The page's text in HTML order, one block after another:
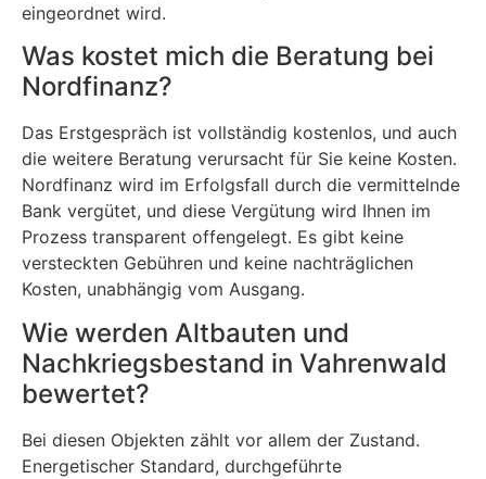
eingeordnet wird.
Was kostet mich die Beratung bei
Nordfinanz?
Das Erstgespräch ist vollständig kostenlos, und auch
die weitere Beratung verursacht für Sie keine Kosten.
Nordfinanz wird im Erfolgsfall durch die vermittelnde
Bank vergütet, und diese Vergütung wird Ihnen im
Prozess transparent offengelegt. Es gibt keine
versteckten Gebühren und keine nachträglichen
Kosten, unabhängig vom Ausgang.
Wie werden Altbauten und
Nachkriegsbestand in Vahrenwald
bewertet?
Bei diesen Objekten zählt vor allem der Zustand.
Energetischer Standard, durchgeführte